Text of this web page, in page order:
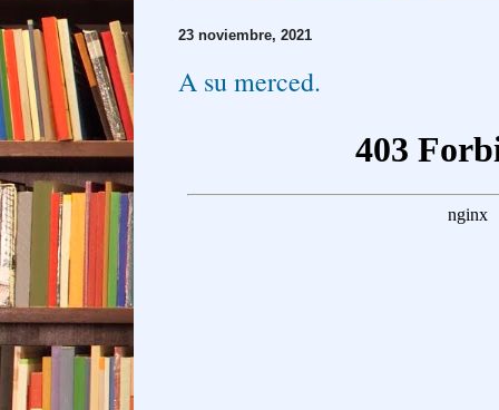
23 noviembre, 2021
A su merced.